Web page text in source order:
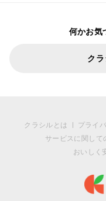
何かお気
ク
クラシルとは プライ
サービスに関して
おいしく